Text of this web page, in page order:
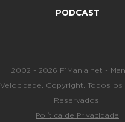
PODCAST
2002 - 2026 F1Mania.net -
Velocidade. Copyright. Todos
Reservados.
Política de Privacidade